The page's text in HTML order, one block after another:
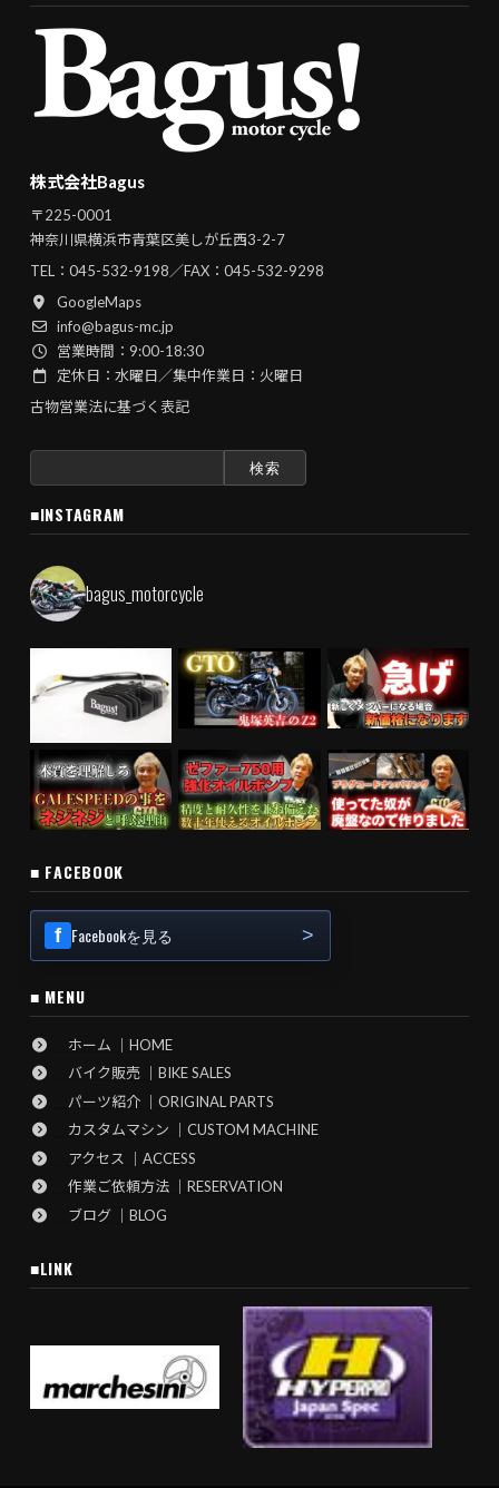
株式会社Bagus
〒225-0001
神奈川県横浜市青葉区美しが丘西3-2-7
TEL： 045-532-9198／FAX：045-532-9298
GoogleMaps
info@bagus-mc.jp
営業時間：9:00-18:30
定休日：水曜日／集中作業日：火曜日
古物営業法に基づく表記
■INSTAGRAM
bagus_motorcycle
■ FACEBOOK
Facebookを見る
■ MENU
ホーム ｜HOME
バイク販売 ｜BIKE SALES
パーツ紹介 ｜ORIGINAL PARTS
カスタムマシン ｜CUSTOM MACHINE
アクセス ｜ACCESS
作業ご依頼方法 ｜RESERVATION
ブログ ｜BLOG
■LINK